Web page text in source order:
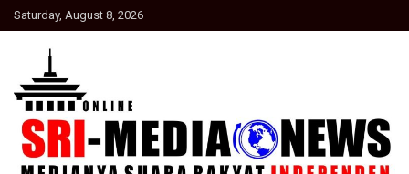
Skip
to
Saturday, August 8, 2026